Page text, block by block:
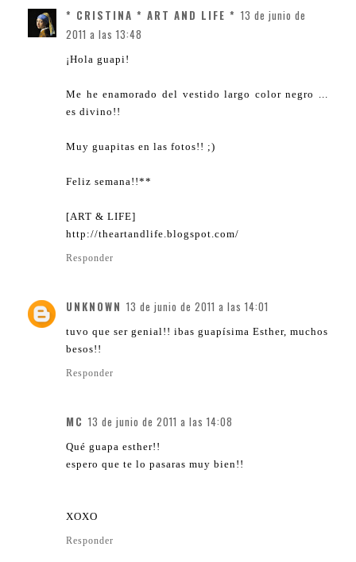
* CRISTINA * ART AND LIFE * 13 de junio de
2011 a las 13:48
¡Hola guapi!
Me he enamorado del vestido largo color negro ...
es divino!!
Muy guapitas en las fotos!! ;)
Feliz semana!!**
[ART & LIFE]
http://theartandlife.blogspot.com/
Responder
UNKNOWN 13 de junio de 2011 a las 14:01
tuvo que ser genial!! ibas guapísima Esther, muchos
besos!!
Responder
MC 13 de junio de 2011 a las 14:08
Qué guapa esther!!
espero que te lo pasaras muy bien!!
XOXO
Responder